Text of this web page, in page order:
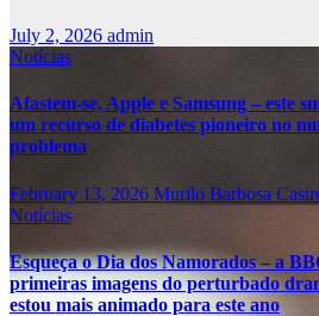
July 2, 2026 admin
Notícias
Afastem-se, Apple e Samsung – este
um recurso de diabetes pioneiro no
problema
February 13, 2026 Murilo Barbosa
Notícias
Esqueça o Dia dos Namorados – a
primeiras imagens do perturbado
estou mais animado para este ano